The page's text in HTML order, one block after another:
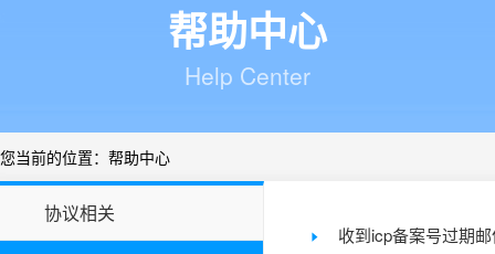
帮助中心
Help Center
您当前的位置： 帮助中心
协议相关
收到icp备案号过期